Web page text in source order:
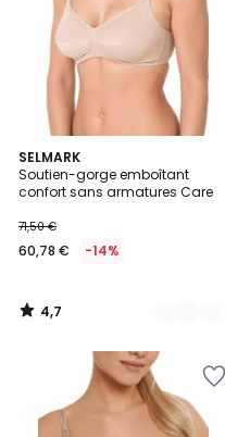
SELMARK
Soutien-gorge emboîtant
confort sans armatures Care
71,50 €
60,78 € -14%
4,7
/ 5
2
Couleurs
4,7
/